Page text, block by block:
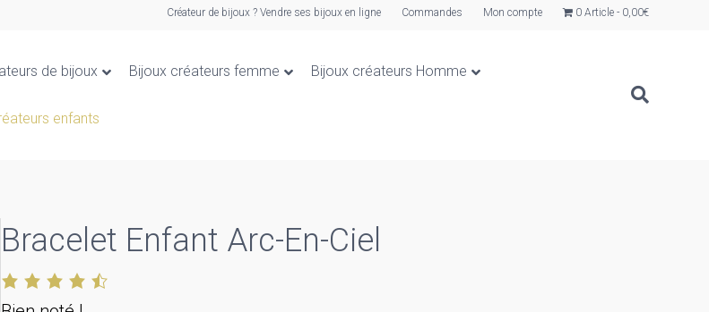
Créateur de bijoux ? Vendre ses bijoux en ligne Commandes Mon compte 0 Article 0,00€
de bijoux Bijoux créateurs femme Bijoux créateurs Homme
enfants
Bracelet Enfant Arc-En-Ciel